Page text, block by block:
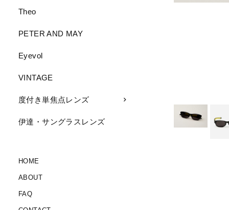
Theo
PETER AND MAY
Eyevol
VINTAGE
度付き単焦点レンズ
伊達・サングラスレンズ
HOME
ABOUT
FAQ